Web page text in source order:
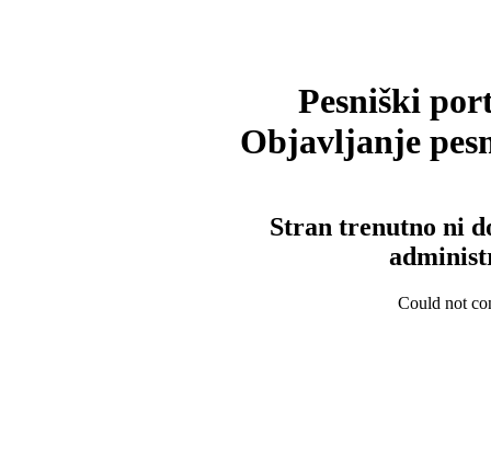
Pesniški
Objavljanje
Stran trenutno ni
Could not